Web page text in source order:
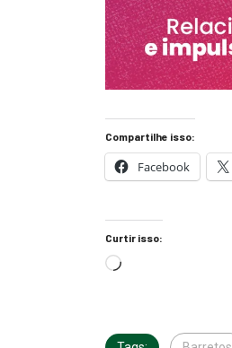
Compartilhe isso:
Facebook
Curtir isso: